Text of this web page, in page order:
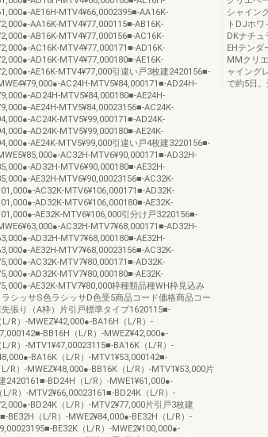
AE16H-MTV4¥66,0002395■-AA16K-
AA16K-MTV4¥77,000115■-AB16K-
AB16K-MTV4¥77,000156■-AC16K-
AC16K-MTV4¥77,000171■-AD16K-
AD16K-MTV4¥77,000180■-AE16K-
AE16K-MTV4¥77,000引違い戸3枚建2420156■-
AC24H-MTV5¥84,000171■-AD24H-
AD24H-MTV5¥84,000180■-AE24H-
AE24H-MTV5¥84,00023156■-AC24K-
AC24K-MTV5¥99,000171■-AD24K-
AD24K-MTV5¥99,000180■-AE24K-
AE24K-MTV5¥99,000引違い戸4枚建3220156■-
AC32H-MTV6¥90,000171■-AD32H-
AD32H-MTV6¥90,000180■-AE32H-
AE32H-MTV6¥90,00023156■-AC32K-
AC32K-MTV6¥106,000171■-AD32K-
AD32K-MTV6¥106,000180■-AE32K-
AE32K-MTV6¥106,000引分け戸3220156■-
AC32H-MTV7¥68,000171■-AD32H-
AD32H-MTV7¥68,000180■-AE32H-
AE32H-MTV7¥68,00023156■-AC32K-
AC32K-MTV7¥80,000171■-AD32K-
AD32K-MTV7¥80,000180■-AE32K-
AE32K-MTV7¥80,000枠種類品種WH枠見込み
ラシッサS色ラシッサD色受5商品コード価格商品コー
先張り（A枠）片引戸標準タイプ1620115■-
L/R）-MWEZ¥42,000●-BA16H（L/R）-
BB16H（L/R）-MWEZ¥42,000●-
L/R）-MTV1¥47,00023115■-BA16K（L/R）-
BA16K（L/R）-MTV1¥53,000142■-
L/R）-MWEZ¥48,000●-BB16K（L/R）-MTV1¥53,000片
2420161■-BD24H（L/R）-MWE1¥61,000●-
L/R）-MTV2¥66,00023161■-BD24K（L/R）-
BD24K（L/R）-MTV2¥77,000片引戸3枚建
BE32H（L/R）-MWE2¥84,000●-BE32H（L/R）-
BE32K（L/R）-MWE2¥100,000●-
シャイン
トDJホ
DKナチュ
EHテンダ
MMクリ
ャイング
で約5日。